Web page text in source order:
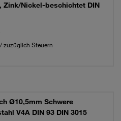
Zink/Nickel-beschichtet DIN
/ zuzüglich Steuern
Ø10,5mm Schwere
V4A DIN 93 DIN 3015